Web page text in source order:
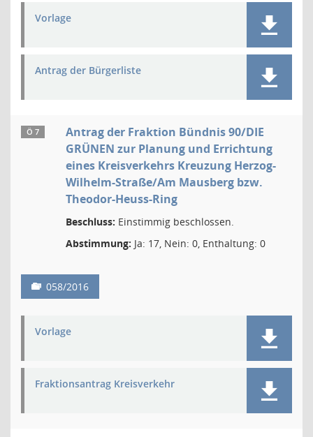
Vorlage
Antrag der Bürgerliste
Ö 7
Antrag der Fraktion Bündnis 90/DIE
GRÜNEN zur Planung und Errichtung
eines Kreisverkehrs Kreuzung Herzog-
Wilhelm-Straße/Am Mausberg bzw.
Theodor-Heuss-Ring
Beschluss: Einstimmig beschlossen.
Abstimmung: Ja: 17, Nein: 0, Enthaltung: 0
058/2016
Vorlage
Fraktionsantrag Kreisverkehr